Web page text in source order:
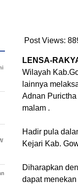
Post Views:
LENSA-
Wilayah
lainnya
Adnan
malam .
Hadir pula
Kejari Kab.
Diharapkan
dapat